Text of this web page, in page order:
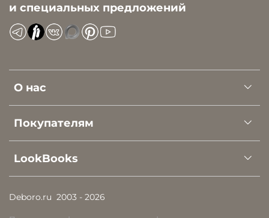
О нас
Покупателям
LookBooks
и специальных предложений
Deboro.ru 2003 - 2026